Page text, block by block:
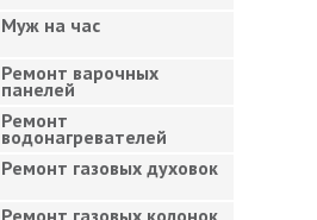
Муж на час
Ремонт варочных
панелей
Ремонт
водонагревателей
Ремонт газовых духовок
Ремонт газовых колонок